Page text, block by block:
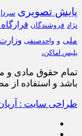
پایش تصویری
نژاد فروشندگان
ملی و واحدصنفی
پلیس اماکن،
تمام حقوق مادی و
باشد و استفاده از
طراحی سایت : آریان